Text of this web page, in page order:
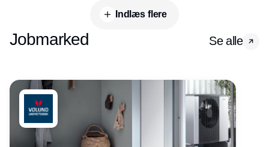
Indlæs flere
Jobmarked Se alle